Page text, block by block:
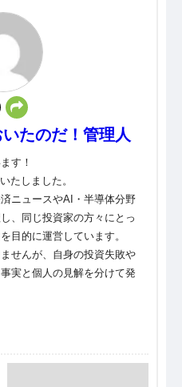
たのだ！管理人
す！
たしました。
ニュースやAI・半導体分野
、同じ投資家の方々にとっ
目的に運営しています。
せんが、自身の投資失敗や
実と個人の見解を分けて発